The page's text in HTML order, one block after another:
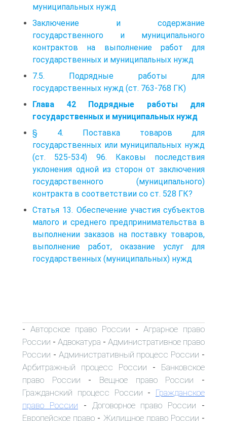
муниципальных нужд
Заключение и содержание
государственного и муниципального
контрактов на выполнение работ для
государственных и муниципальных нужд
7.5. Подрядные работы для
государственных нужд (ст. 763-768 ГК)
Глава 42 Подрядные работы для
государственных и муниципальных нужд
§ 4. Поставка товаров для
государственных или муниципальных нужд
(ст. 525-534) 96. Каковы последствия
уклонения одной из сторон от заключения
государственного (муниципального)
контракта в соответствии со ст. 528 ГК?
Статья 13. Обеспечение участия субъектов
малого и среднего предпринимательства в
выполнении заказов на поставку товаров,
выполнение работ, оказание услуг для
государственных (муниципальных) нужд
- Авторское право России - Аграрное право
России - Адвокатура - Административное право
России - Административный процесс России -
Арбитражный процесс России - Банковское
право России - Вещное право России -
Гражданский процесс России - Гражданское
право России - Договорное право России -
Европейское право - Жилищное право России -